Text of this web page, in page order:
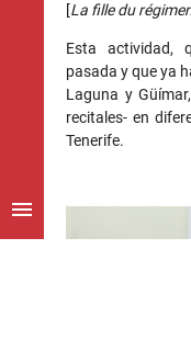
menu
[La fille du
Esta actividad,
pasada y que ya
Laguna y
recitales- en
Tenerife.